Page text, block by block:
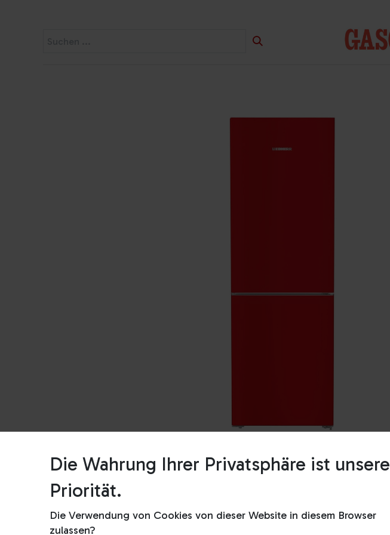
Die Wahrung Ihrer Privatsphäre ist unsere
Priorität.
Die Verwendung von Cookies von dieser Website in diesem Browser
zulassen?